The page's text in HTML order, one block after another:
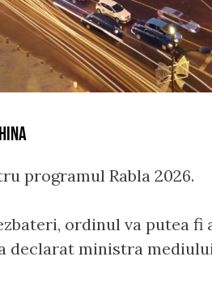
programul Rabla 2026.
ordinul va putea fi
declarat ministra